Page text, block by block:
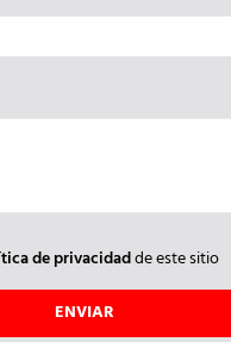
de privacidadde este sitio